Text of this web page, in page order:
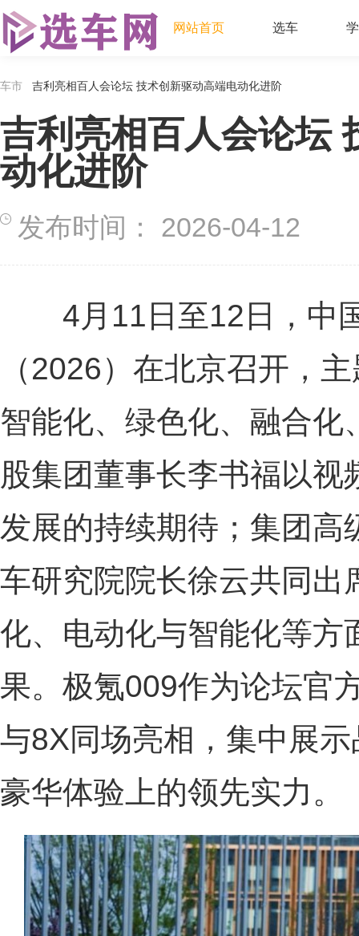
网站首页 选车
车市 吉利亮相百人会论坛 技术创新驱动高端电动化进阶
吉利亮相百人会论坛
动化进阶
发布时间： 2026-04-12
4月11日至12日，中
（2026）在北京召开，
智能化、绿色化、融合化
股集团董事长李书福以
发展的持续期待；集团高
车研究院院长徐云共同出
化、电动化与智能化等方
果。极氪009作为论坛官
与8X同场亮相，集中展
豪华体验上的领先实力。